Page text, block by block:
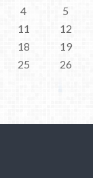
4
5
11
12
18
19
25
26